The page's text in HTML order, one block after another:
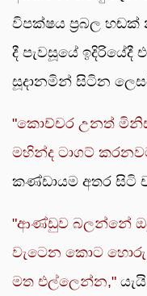
විපක්ෂය ප්‍රබල හඬක්
දී පැවසූයේ
සූදානමින් සිටින
"කොච්චර උනත්
මහින්ද ටාගට්
කණ්ඩායම අතර සිටි
"ආණ්ඩුව බලන්නේ
වැටෙන කොට හොරු
මත එල්ලෙන්න,"